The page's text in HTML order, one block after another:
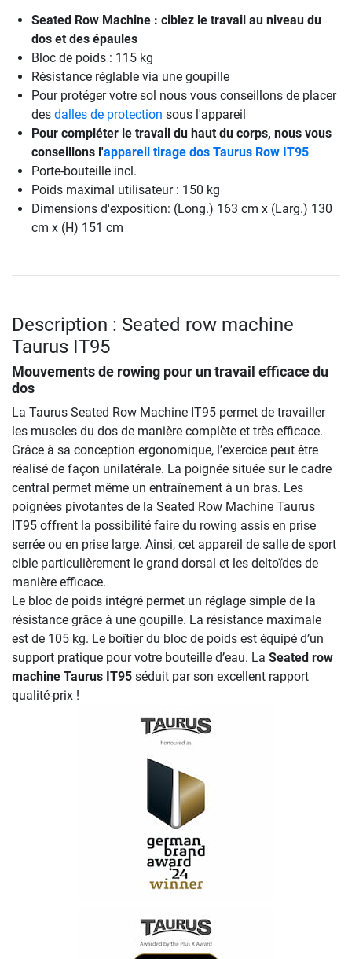
Seated Row Machine : ciblez le travail au niveau du
dos et des épaules
Bloc de poids : 115 kg
Résistance réglable via une goupille
Pour protéger votre sol nous vous conseillons de placer
des dalles de protection sous l'appareil
Pour compléter le travail du haut du corps, nous vous
conseillons l'appareil tirage dos Taurus Row IT95
Porte-bouteille incl.
Poids maximal utilisateur : 150 kg
Dimensions d'exposition: (Long.) 163 cm x (Larg.) 130
cm x (H) 151 cm
Description : Seated row machine
Taurus IT95
Mouvements de rowing pour un travail efficace du
dos
La Taurus Seated Row Machine IT95 permet de travailler
les muscles du dos de manière complète et très efficace.
Grâce à sa conception ergonomique, l’exercice peut être
réalisé de façon unilatérale. La poignée située sur le cadre
central permet même un entraînement à un bras. Les
poignées pivotantes de la Seated Row Machine Taurus
IT95 offrent la possibilité faire du rowing assis en prise
serrée ou en prise large. Ainsi, cet appareil de salle de sport
cible particulièrement le grand dorsal et les deltoïdes de
manière efficace.
Le bloc de poids intégré permet un réglage simple de la
résistance grâce à une goupille. La résistance maximale
est de 105 kg. Le boîtier du bloc de poids est équipé d’un
support pratique pour votre bouteille d’eau. La Seated row
machine Taurus IT95 séduit par son excellent rapport
qualité-prix !